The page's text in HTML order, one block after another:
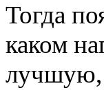
Тогда
каком
лучшую,